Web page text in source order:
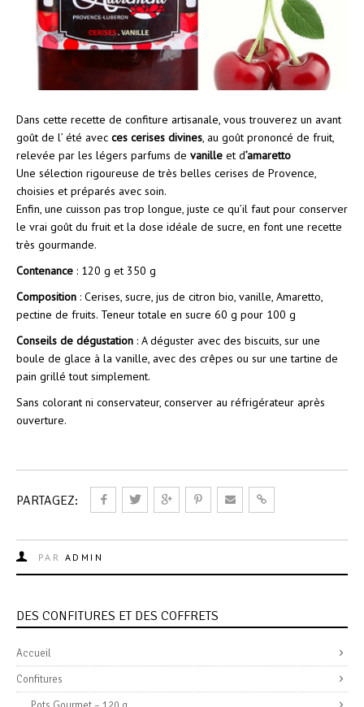
Dans cette recette de confiture artisanale, vous trouverez un avant
goût de l’ été avec ces cerises divines, au goût prononcé de fruit,
relevée par les légers parfums de vanille et d’amaretto
Une sélection rigoureuse de très belles cerises de Provence,
choisies et préparés avec soin.
Enfin, une cuisson pas trop longue, juste ce qu’il faut pour conserver
le vrai goût du fruit et la dose idéale de sucre, en font une recette
très gourmande.
Contenance : 120 g et 350 g
Composition : Cerises, sucre, jus de citron bio, vanille, Amaretto,
pectine de fruits. Teneur totale en sucre 60 g pour 100 g
Conseils de dégustation : A déguster avec des biscuits, sur une
boule de glace à la vanille, avec des crêpes ou sur une tartine de
pain grillé tout simplement.
Sans colorant ni conservateur, conserver au réfrigérateur après
ouverture.
PARTAGEZ:
PAR ADMIN
DES CONFITURES ET DES COFFRETS
Accueil
Confitures